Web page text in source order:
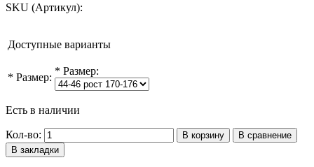
SKU (Артикул):
Доступные варианты
* Размер:
* Размер:
Есть в наличии
Кол-во: В корзину
В сравнение
В закладки